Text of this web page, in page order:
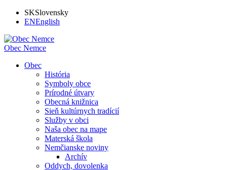
SKSlovensky
ENEnglish
Obec Nemce
Obec
História
Symboly obce
Prírodné útvary
Obecná knižnica
Sieň kultúrnych tradícií
Služby v obci
Naša obec na mape
Materská škola
Nemčianske noviny
Archív
Oddych, dovolenka